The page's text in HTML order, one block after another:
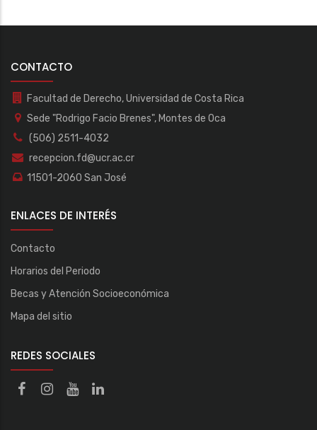
CONTACTO
Facultad de Derecho, Universidad de Costa Rica
Sede "Rodrigo Facio Brenes", Montes de Oca
(506) 2511-4032
recepcion.fd@ucr.ac.cr
11501-2060 San José
ENLACES DE INTERÉS
Contacto
Horarios del Periodo
Becas y Atención Socioeconómica
Mapa del sitio
REDES SOCIALES